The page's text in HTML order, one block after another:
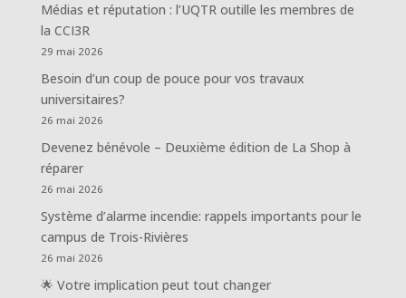
Médias et réputation : l’UQTR outille les membres de
la CCI3R
29 mai 2026
Besoin d’un coup de pouce pour vos travaux
universitaires?
26 mai 2026
Devenez bénévole – Deuxième édition de La Shop à
réparer
26 mai 2026
Système d’alarme incendie: rappels importants pour le
campus de Trois-Rivières
26 mai 2026
🌟 Votre implication peut tout changer